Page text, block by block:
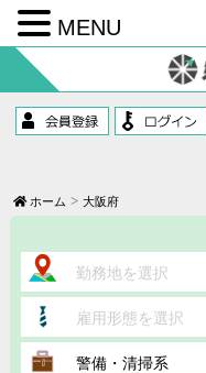
コ
テ
ン
ツ
ッ
プ
ホーム 大阪府
勤務地を選択
雇用形態を選択
警備・清掃系
MENU